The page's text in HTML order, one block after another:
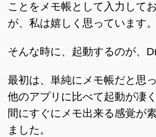
ことをメモ帳として入力して
が、私は嬉しく思っています。
そんな時に、起動するのが、
最初は、単純にメモ帳だと思
他のアプリに比べて起動が凄
間にすぐにメモ出来る感覚が
ました。